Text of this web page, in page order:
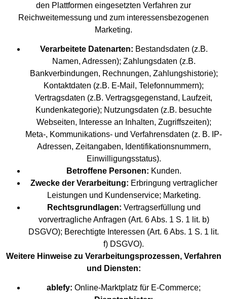
den Plattformen eingesetzten Verfahren zur
Reichweitemessung und zum interessensbezogenen
Marketing.
Verarbeitete Datenarten: Bestandsdaten (z.B.
Namen, Adressen); Zahlungsdaten (z.B.
Bankverbindungen, Rechnungen, Zahlungshistorie);
Kontaktdaten (z.B. E-Mail, Telefonnummern);
Vertragsdaten (z.B. Vertragsgegenstand, Laufzeit,
Kundenkategorie); Nutzungsdaten (z.B. besuchte
Webseiten, Interesse an Inhalten, Zugriffszeiten);
Meta-, Kommunikations- und Verfahrensdaten (z. B. IP-
Adressen, Zeitangaben, Identifikationsnummern,
Einwilligungsstatus).
Betroffene Personen: Kunden.
Zwecke der Verarbeitung: Erbringung vertraglicher
Leistungen und Kundenservice; Marketing.
Rechtsgrundlagen: Vertragserfüllung und
vorvertragliche Anfragen (Art. 6 Abs. 1 S. 1 lit. b)
DSGVO); Berechtigte Interessen (Art. 6 Abs. 1 S. 1 lit.
f) DSGVO).
Weitere Hinweise zu Verarbeitungsprozessen, Verfahren
und Diensten:
ablefy: Online-Marktplatz für E-Commerce;